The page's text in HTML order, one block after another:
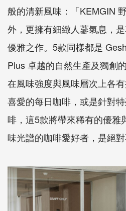
般的清新風味：「KEMGIN
外，更擁有細緻人蔘氣息，
優雅之作。5款同樣都是
Plus 卓越的自然生產及獨創
在風味強度與風味層次上各
喜愛的每日咖啡，或是針對
啡，這5款將帶來稀有的優雅
味光譜的咖啡愛好者，是絕對